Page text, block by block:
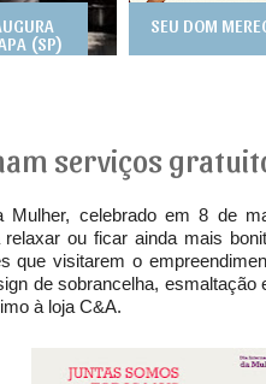
(SP)
SEU DOM
serviços
Mulher, celebrado em 8 de
relaxar ou ficar ainda mais
que visitarem o
de sobrancelha,
à loja C&A.